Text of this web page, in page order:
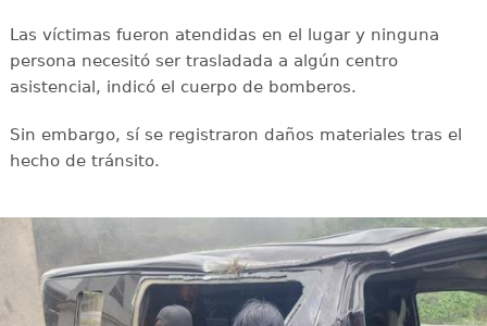
Las víctimas fueron atendidas en el lugar y ninguna
persona necesitó ser trasladada a algún centro
asistencial, indicó el cuerpo de bomberos.
Sin embargo, sí se registraron daños materiales tras el
hecho de tránsito.